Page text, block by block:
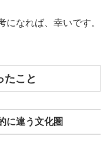
なれば、幸いです。
たこと
に違う文化圏